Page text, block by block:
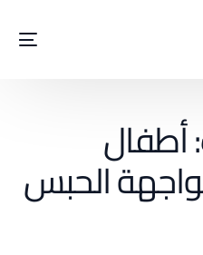
أطفال
الحبس